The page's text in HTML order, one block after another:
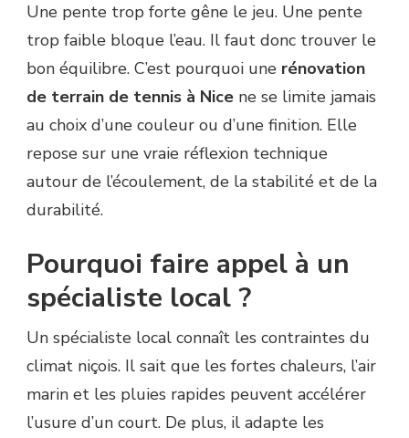
Une pente trop forte gêne le jeu. Une pente
trop faible bloque l’eau. Il faut donc trouver le
bon équilibre. C’est pourquoi une rénovation
de terrain de tennis à Nice ne se limite jamais
au choix d’une couleur ou d’une finition. Elle
repose sur une vraie réflexion technique
autour de l’écoulement, de la stabilité et de la
durabilité.
Pourquoi faire appel à un
spécialiste local ?
Un spécialiste local connaît les contraintes du
climat niçois. Il sait que les fortes chaleurs, l’air
marin et les pluies rapides peuvent accélérer
l’usure d’un court. De plus, il adapte les